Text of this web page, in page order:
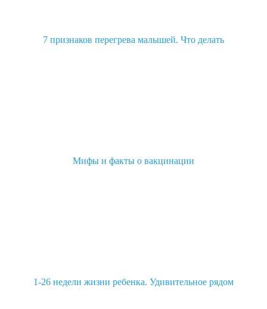
7 признаков перегрева малышей. Что делать
Мифы и факты о вакцинации
1-26 недели жизни ребенка. Удивительное рядом